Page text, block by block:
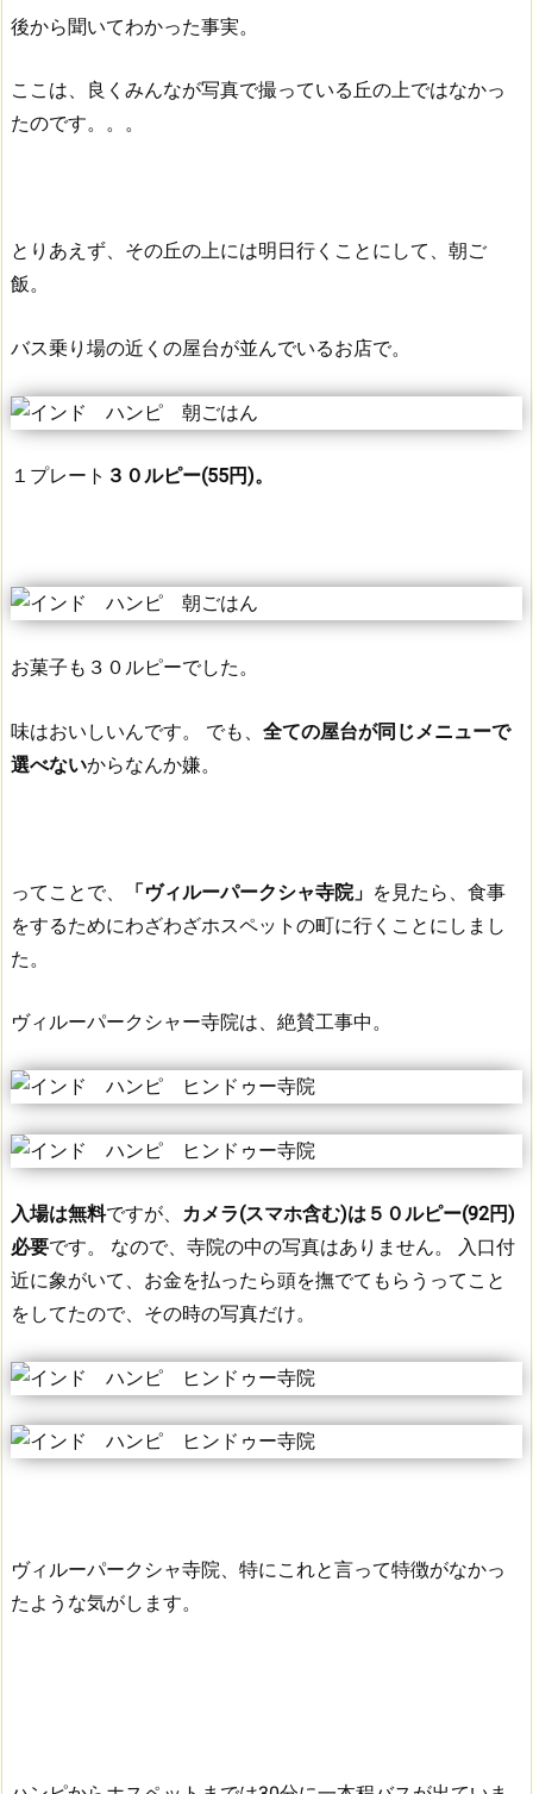
後から聞いてわかった事実。
ここは、良くみんなが写真で撮っている丘の上ではなかっ
たのです。。。
とりあえず、その丘の上には明日行くことにして、朝ご
飯。
バス乗り場の近くの屋台が並んでいるお店で。
１プレート ３０ルピー(55円)。
お菓子も３０ルピーでした。
味はおいしいんです。 でも、 全ての屋台が同じメニューで
選べないからなんか嫌。
ってことで、 「ヴィルーパークシャ寺院」 を見たら、食事
をするためにわざわざホスペットの町に行くことにしまし
た。
ヴィルーパークシャー寺院は、絶賛工事中。
入場は無料ですが、 カメラ(スマホ含む)は５０ルピー(92円)
必要です。 なので、寺院の中の写真はありません。
入口付
近に象がいて、お金を払ったら頭を撫でてもらうってこと
をしてたので、その時の写真だけ。
ヴィルーパークシャ寺院、特にこれと言って特徴がなかっ
たような気がします。